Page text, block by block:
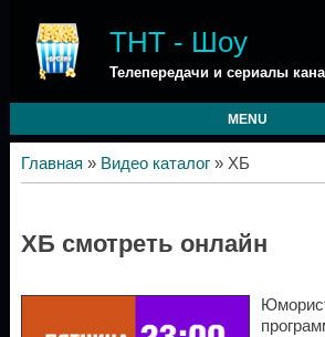
ТНТ - Шоу
Телепередачи и сериалы
MENU
Главная » Видео каталог» ХБ
ХБ смотреть онлайн